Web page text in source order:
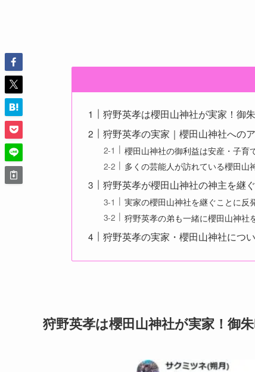
狩野英孝は櫻田山神社が実家！御
狩野英孝の実家｜櫻田山神社への
櫻田山神社の御利益は安産・子育
多くの芸能人が訪れている櫻田山
狩野英孝が櫻田山神社の神主を継
実家の櫻田山神社を継ぐことに反
狩野英孝の弟も一緒に櫻田山神社
狩野英孝の実家・櫻田山神社につ
狩野英孝は櫻田山神社が実家！御